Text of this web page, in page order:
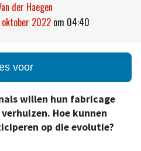
der Haegen
oktober 2022 om 04:40
voor
willen hun fabricage
Hoe kunnen
op die evolutie?